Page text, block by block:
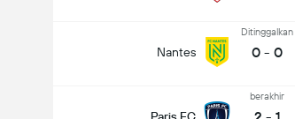
Nantes
Ditinggalkan
0 - 0
berakhir